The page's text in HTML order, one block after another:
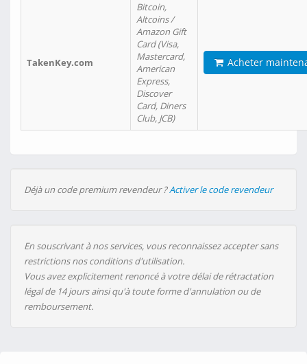
TakenKey.com
Bitcoin,
Altcoins /
Amazon Gift
Card (Visa,
Mastercard,
American
Express,
Discover
Card, Diners
Club, JCB)
Acheter
Déjà un code premium revendeur ?Activer le code revendeur
En souscrivant à nos services, vous reconnaissez accepter sans
restrictions nos conditions d'utilisation.
Vous avez explicitement renoncé à votre délai de rétractation
légal de 14 jours ainsi qu'à toute forme d'annulation ou de
remboursement.